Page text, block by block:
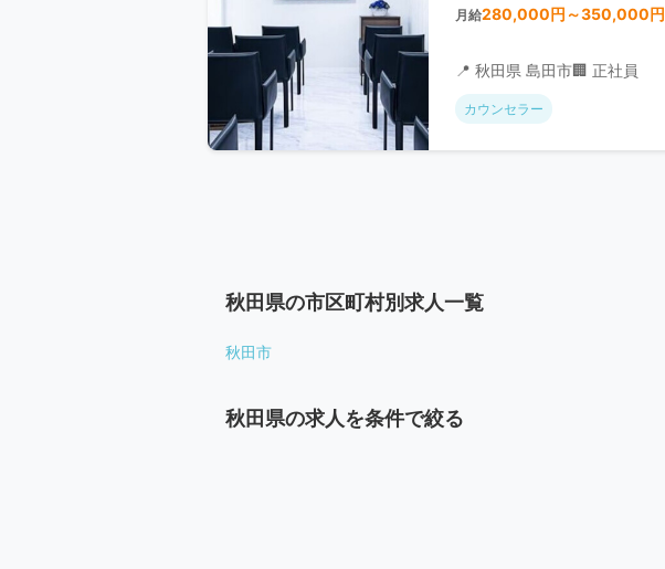
月給280,000円～350,000円
📍 秋田県 島田市🏢 正社員
カウンセラー
秋田県の市区町村別求人一覧
秋田市
秋田県の求人を条件で絞る